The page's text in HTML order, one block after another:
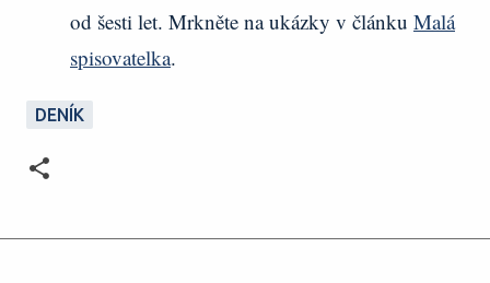
od šesti let. Mrkněte na ukázky v článku Malá
spisovatelka.
DENÍK